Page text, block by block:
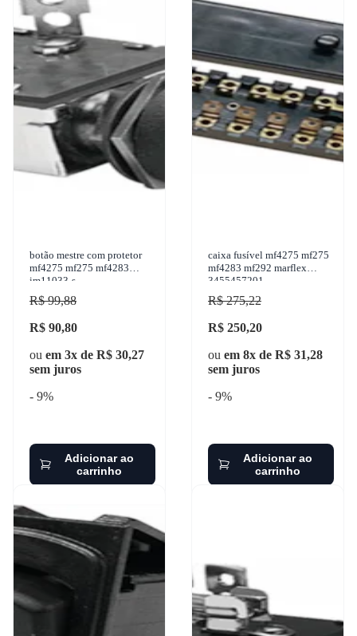
botão mestre com protetor
mf4275 mf275 mf4283
im11033-s
R$ 99,88
R$ 90,80
ou em 3x de R$ 30,27
sem juros
- 9%
Adicionar ao
carrinho
caixa fusível mf4275 mf275
mf4283 mf292 marflex
3455457201
R$ 275,22
R$ 250,20
ou em 8x de R$ 31,28
sem juros
- 9%
Adicionar ao
carrinho